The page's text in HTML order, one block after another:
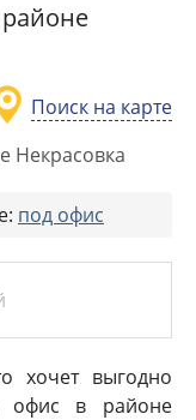
Поиск на карте
Некрасовка
под офис
хочет выгодно
офис в районе